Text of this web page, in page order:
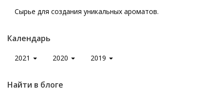
Сырье для создания уникальных ароматов.
Календарь
2021 2020 2019
Найти в блоге